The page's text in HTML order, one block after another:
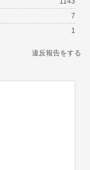
7
1
違反報告をする